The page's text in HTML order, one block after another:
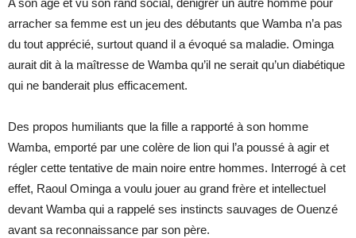
A son âge et vu son rand social, dénigrer un autre homme pour
arracher sa femme est un jeu des débutants que Wamba n’a pas
du tout apprécié, surtout quand il a évoqué sa maladie. Ominga
aurait dit à la maîtresse de Wamba qu’il ne serait qu’un diabétique
qui ne banderait plus efficacement.
Des propos humiliants que la fille a rapporté à son homme
Wamba, emporté par une colère de lion qui l’a poussé à agir et
régler cette tentative de main noire entre hommes. Interrogé à cet
effet, Raoul Ominga a voulu jouer au grand frère et intellectuel
devant Wamba qui a rappelé ses instincts sauvages de Ouenzé
avant sa reconnaissance par son père.